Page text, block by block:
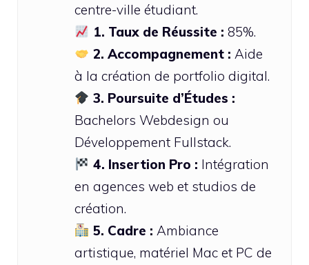
centre-ville étudiant.
1. Taux de Réussite : 85%.
2. Accompagnement : Aide
à la création de portfolio digital.
3. Poursuite d’Études :
Bachelors Webdesign ou
Développement Fullstack.
4. Insertion Pro : Intégration
en agences web et studios de
création.
5. Cadre : Ambiance
artistique, matériel Mac et PC de